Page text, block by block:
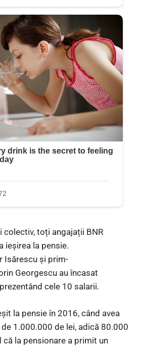
toți angajații BNR
ieșirea la pensie.
Isărescu și prim-
Georgescu au încasat
cele 10 salarii.
la pensie în 2016, când avea
1.000.000 de lei, adică 80.000
că la pensionare a primit un